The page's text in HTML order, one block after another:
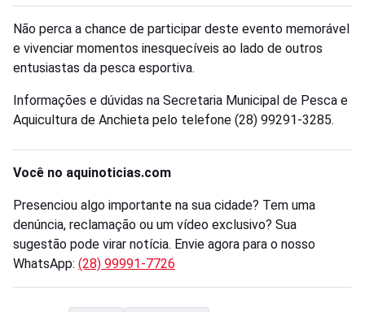
Não perca a chance de participar deste evento memorável
e vivenciar momentos inesquecíveis ao lado de outros
entusiastas da pesca esportiva.
Informações e dúvidas na Secretaria Municipal de Pesca e
Aquicultura de Anchieta pelo telefone (28) 99291-3285.
Você no aquinoticias.com
Presenciou algo importante na sua cidade? Tem uma
denúncia, reclamação ou um vídeo exclusivo? Sua
sugestão pode virar notícia. Envie agora para o nosso
WhatsApp: (28) 99991-7726